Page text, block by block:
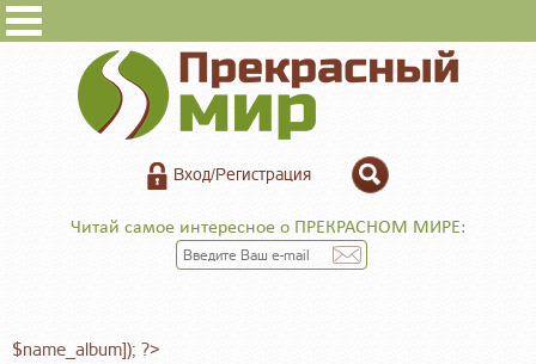
Вход/Регистрация
Читай самое интересное о ПРЕКРАСНОМ МИРЕ:
$name_album]); ?>